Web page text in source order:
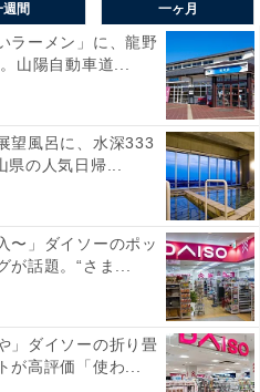
週間 一ヶ月
ラーメン」に、龍野
山陽自動車道...
望風呂に、水深333
県の人気日帰...
〜」ダイソーのポッ
が話題。“さま...
」ダイソーの折り畳
が高評価「使わ...